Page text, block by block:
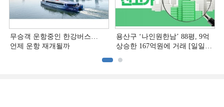
무승객 운항중인 한강버스…
언제 운항 재개될까
용산구 ‘나인원한남’ 88평, 9억
상승한 167억원에 거래 [일일